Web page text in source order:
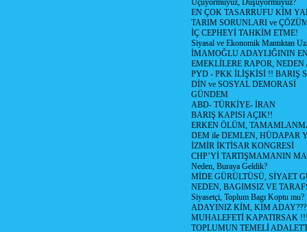
Uçuyormuyuz, Düşüyormuyuz?
EN ÇOK TASARRUFU KİM
TARIM SORUNLARI ve
İÇ CEPHEYİ TAHKİM ETME!
Siyasal ve Ekonomik Mantıktan
İMAMOĞLU ADAYLIĞININ
EMEKLİLERE RAPOR,
PYD - PKK İLİŞKİSİ !! BARIŞ
DİN ve SOSYAL DEMORASİ
GÜNDEM
ABD- TÜRKİYE- İRAN
BARIŞ KAPISI AÇIK!!
ERKEN ÖLÜM,
DEM ile DEMLEN, HÜDAPAR
İZMİR İKTİSAR KONGRESİ
CHP’Yİ TARTIŞMAMANIN
Neden, Buraya Geldik?
MİDE GÜRÜLTÜSÜ, SİYAET
NEDEN, BAGIMSIZ VE
Siyasetçi, Toplum Bagı Koptu mu?
ADAYINIZ KİM, KİM ADAY???
MUHALEFETİ KAPATIRSAK
TOPLUMUN TEMELİ